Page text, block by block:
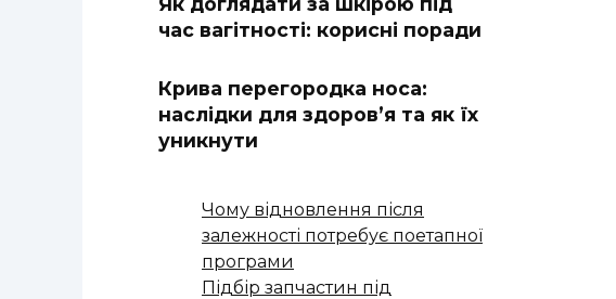
час вагітності: корисні поради
Крива перегородка носа:
наслідки для здоров’я та як їх
уникнути
Чому відновлення після
залежності потребує поетапної
програми
Підбір запчастин під